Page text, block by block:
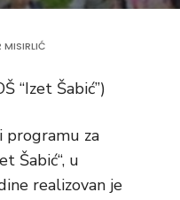
MISIRLIĆ
“Izet Šabić”)
programu za
Šabić“, u
realizovan je